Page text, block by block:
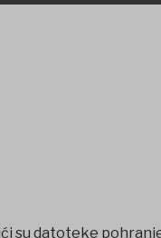
su datoteke